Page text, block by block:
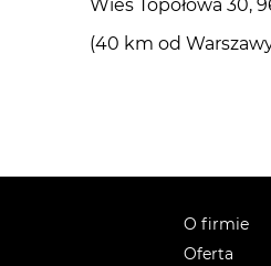
Wieś Topołowa 30,
(40 km od
O firmie
Oferta